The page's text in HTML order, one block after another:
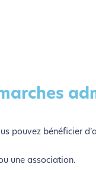
pouvez bénéficier
une association.